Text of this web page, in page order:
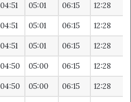
04:51 05:01 06:15 12:28
04:51 05:01 06:15 12:28
04:51 05:01 06:15 12:28
04:50 05:00 06:15 12:28
04:50 05:00 06:15 12:28